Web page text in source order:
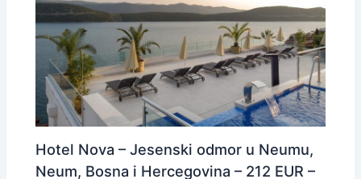
Hotel Nova – Jesenski odmor u Neumu,
Neum, Bosna i Hercegovina – 212 EUR –